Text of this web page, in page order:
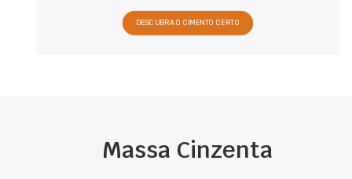
DESCUBRA O CIMENTO CERTO
Massa Cinzenta